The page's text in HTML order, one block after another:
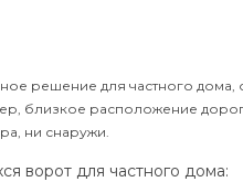
решение для частного дома,
близкое расположение
ни снаружи.
ворот для частного дома: